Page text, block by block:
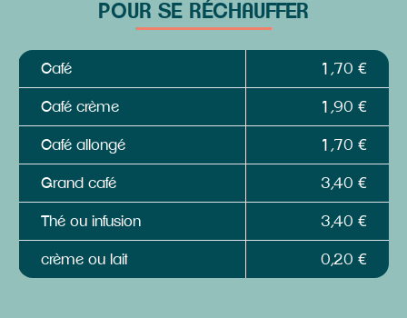
POUR SE RÉCHAUFFER
Café 1,70 €
Café crème 1,90 €
Café allongé 1,70 €
Grand café 3,40 €
Thé ou infusion 3,40 €
crème ou lait 0,20 €